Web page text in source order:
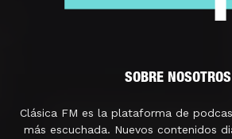
SOBRE NOSOTROS
Clásica FM es la plataforma de
más escuchada. Nuevos contenidos